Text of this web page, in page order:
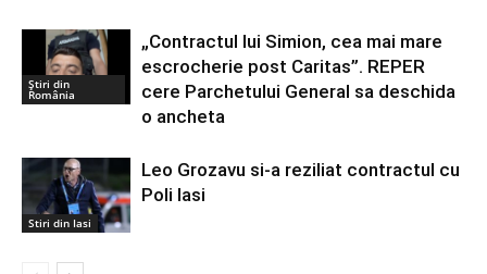
Știri din
România
„Contractul lui Simion, cea mai mare
escrocherie post Caritas”. REPER
cere Parchetului General sa deschida
o ancheta
Stiri din Iasi
Leo Grozavu si-a reziliat contractul cu
Poli Iasi